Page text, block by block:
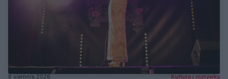
8 sierpnia 2026 Kultura i rozrywka